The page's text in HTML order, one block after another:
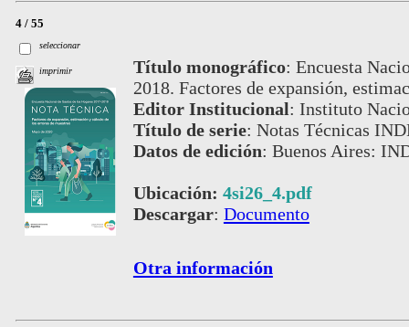
4 / 55
seleccionar
imprimir Título monográfico: Encuesta
2018. Factores de expansión,
Editor Institucional: Instituto
Título de serie: Notas Técnicas
Datos de edición: Buenos Aires:
Ubicación: 4si26_4.pdf
Descargar: Documento
Otra información